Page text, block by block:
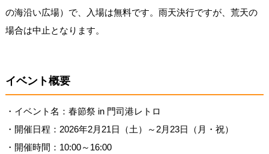
の海沿い広場）で、入場は無料です。雨天決行ですが、荒天の
場合は中止となります。
イベント概要
・イベント名：春節祭 in 門司港レトロ
・開催日程：2026年2月21日（土）～2月23日（月・祝）
・開催時間：10:00～16:00